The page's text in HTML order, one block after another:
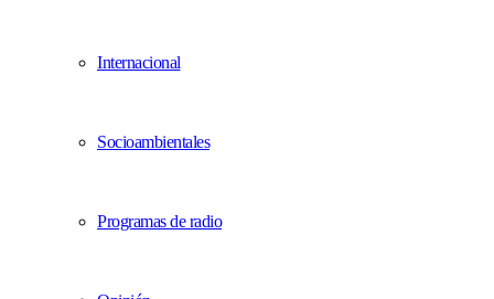
Internacional
Socioambientales
Programas de radio